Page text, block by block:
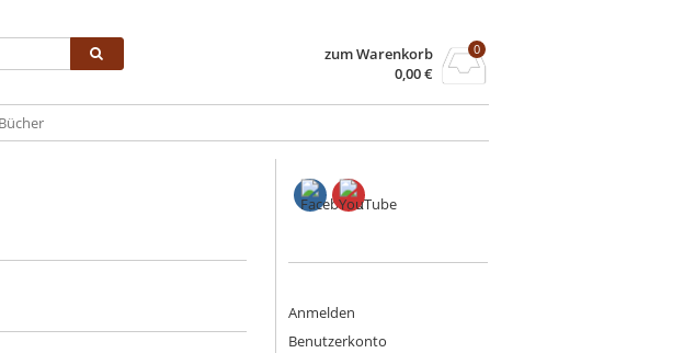
zum Warenkorb
0,00€
0
Bücher
Anmelden
Benutzerkonto